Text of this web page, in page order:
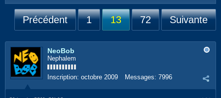
Précédent 1 13 72 Suivante
NeoBob
Nephalem
Inscription: octobre 2009 Messages: 7996